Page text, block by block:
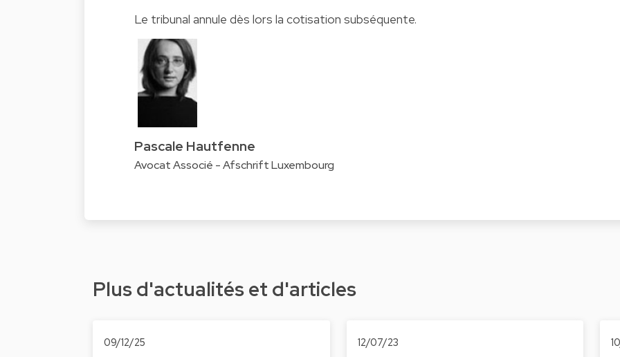
Le tribunal annule dès lors la cotisation subséquente.
Pascale Hautfenne
Avocat Associé - Afschrift Luxembourg
Plus d'actualités et d'articles
09/12/25 12/07/23